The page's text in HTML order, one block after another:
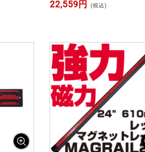
22,559円 (税込)